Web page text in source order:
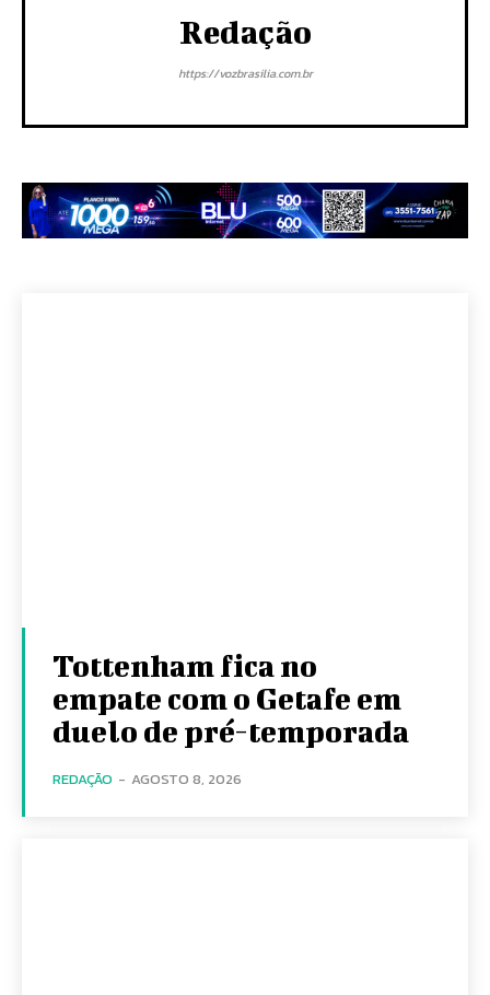
Redação
https://vozbrasilia.com.br
Tottenham fica no
empate com o Getafe em
duelo de pré-temporada
REDAÇÃO - AGOSTO 8, 2026